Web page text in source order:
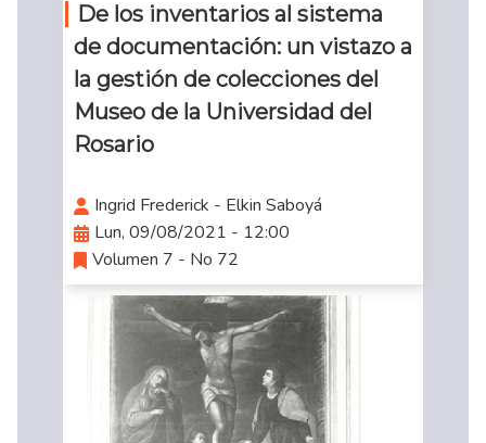
De los inventarios al sistema
de documentación: un vistazo a
la gestión de colecciones del
Museo de la Universidad del
Rosario
Ingrid Frederick - Elkin Saboyá
Lun, 09/08/2021 - 12:00
Volumen 7 - No 72